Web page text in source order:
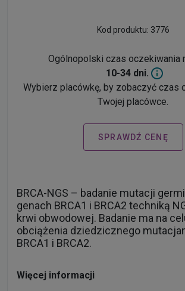
Kod produktu: 3776
Ogólnopolski czas oczekiwania
10-34 dni.
Wybierz placówkę, by zobaczyć czas
Twojej placówce.
SPRAWDŹ CENĘ
BRCA-NGS – badanie mutacji
genach BRCA1 i BRCA2 techniką
krwi obwodowej. Badanie ma na
obciążenia dziedzicznego
BRCA1 i BRCA2.
Więcej informacji